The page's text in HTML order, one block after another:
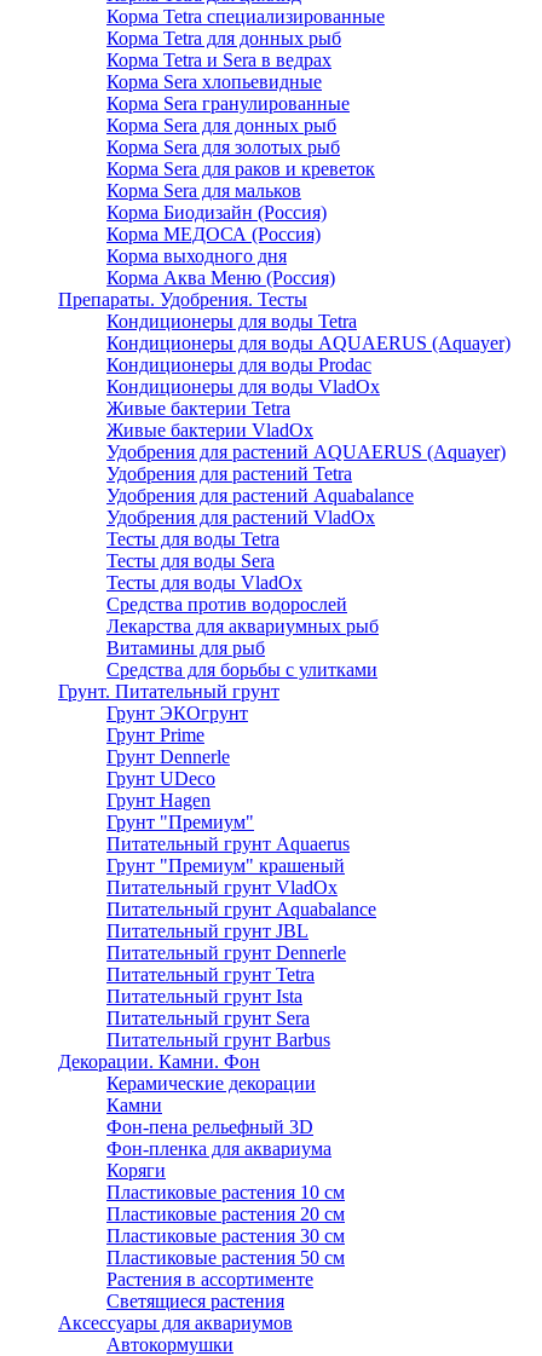
Корма Tetra специализированные
Корма Tetra для донных рыб
Корма Tetra и Sera в ведрах
Корма Sera хлопьевидные
Корма Sera гранулированные
Корма Sera для донных рыб
Корма Sera для золотых рыб
Корма Sera для раков и креветок
Корма Sera для мальков
Корма Биодизайн (Россия)
Корма МЕДОСА (Россия)
Корма выходного дня
Корма Аква Меню (Россия)
Препараты. Удобрения. Тесты
Кондиционеры для воды Tetra
Кондиционеры для воды AQUAERUS (Aquayer)
Кондиционеры для воды Prodac
Кондиционеры для воды VladOx
Живые бактерии Tetra
Живые бактерии VladOx
Удобрения для растений AQUAERUS (Aquayer)
Удобрения для растений Tetra
Удобрения для растений Aquabalance
Удобрения для растений VladOx
Тесты для воды Tetra
Тесты для воды Sera
Тесты для воды VladOx
Средства против водорослей
Лекарства для аквариумных рыб
Витамины для рыб
Средства для борьбы с улитками
Грунт. Питательный грунт
Грунт ЭКОгрунт
Грунт Prime
Грунт Dennerle
Грунт UDeco
Грунт Hagen
Грунт "Премиум"
Питательный грунт Aquaerus
Грунт "Премиум" крашеный
Питательный грунт VladOx
Питательный грунт Aquabalance
Питательный грунт JBL
Питательный грунт Dennerle
Питательный грунт Tetra
Питательный грунт Ista
Питательный грунт Sera
Питательный грунт Barbus
Декорации. Камни. Фон
Керамические декорации
Камни
Фон-пена рельефный 3D
Фон-пленка для аквариума
Коряги
Пластиковые растения 10 см
Пластиковые растения 20 см
Пластиковые растения 30 см
Пластиковые растения 50 см
Растения в ассортименте
Светящиеся растения
Аксессуары для аквариумов
Автокормушки